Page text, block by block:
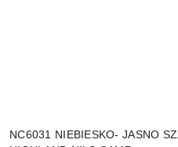
NC6031 NIEBIESKO- JASNO